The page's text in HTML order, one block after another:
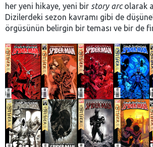
her yeni hikaye, yeni bir story arcolarak
Dizilerdeki sezon kavramı gibi de
örgüsünün belirgin bir teması ve bir de